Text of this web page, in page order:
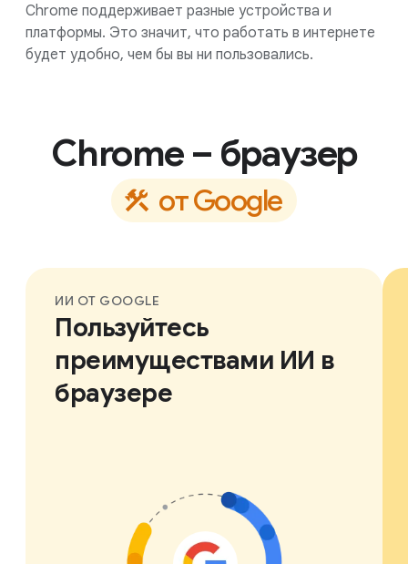
Chrome поддерживает разные устройства и
платформы. Это значит, что работать в интернете
будет удобно, чем бы вы ни пользовались.
Chrome – браузер
отGoogle
ИИ ОТ GOOGLE
Пользуйтесь
преимуществами ИИ в
браузере